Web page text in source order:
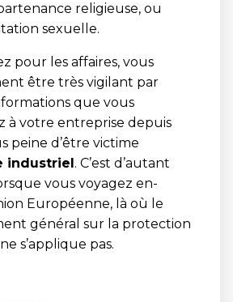
religieuse, ou
sexuelle.
pour les affaires, vous
être très vigilant par
que vous
à votre entreprise depuis
peine d’être victime
industriel. C’est d’autant
vous voyagez en-
Européenne, là où le
général sur la protection
s’applique pas.